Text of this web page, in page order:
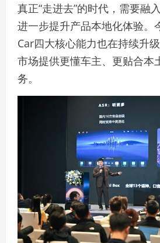
真正“走进去”的时代，需要融
进一步提升产品本地化体验。
Car四大核心能力也在持续升
市场提供更懂车主、更贴合本
务。